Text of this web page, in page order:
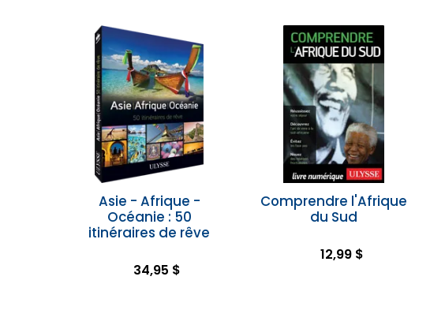
Asie - Afrique -
Océanie : 50
itinéraires de rêve
34,95 $
Comprendre l'Afrique
du Sud
12,99 $